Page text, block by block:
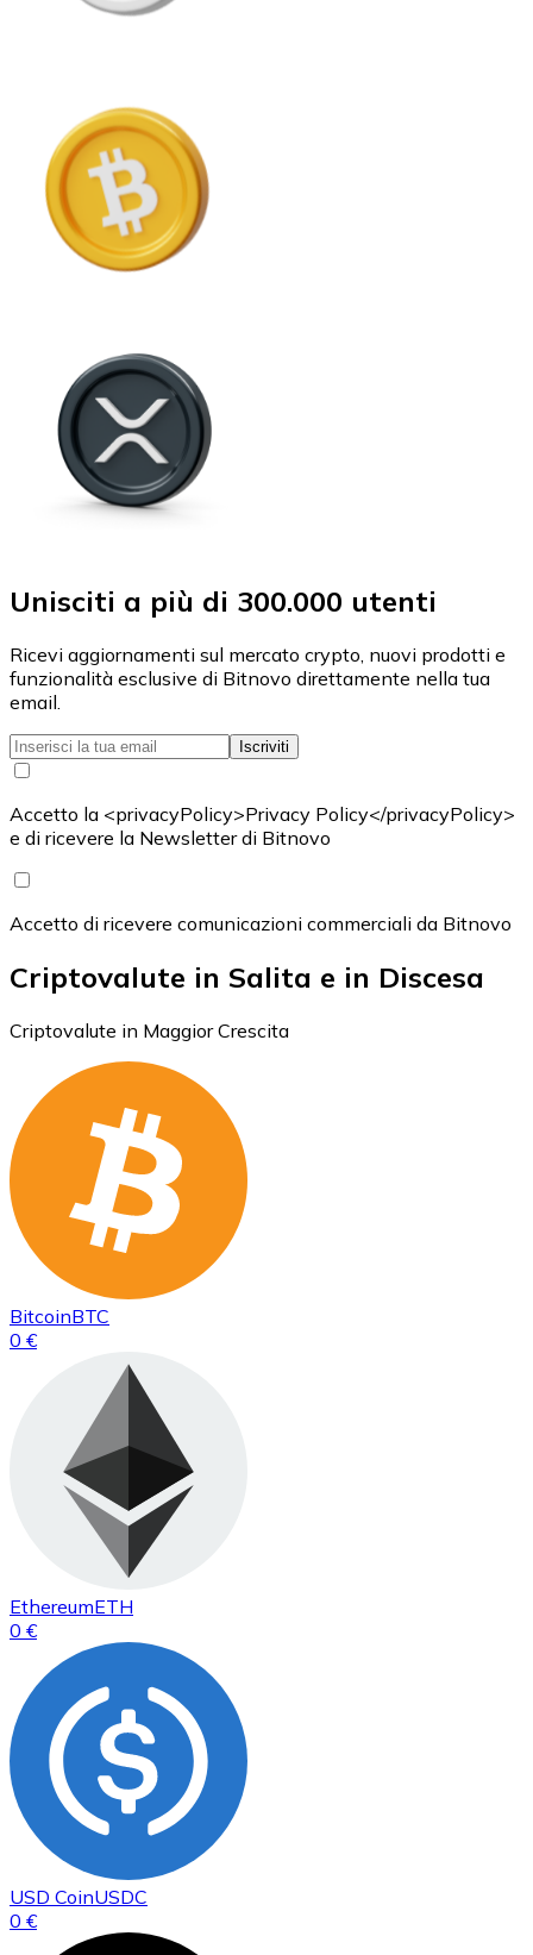
Unisciti a più di 300.000 utenti
Ricevi aggiornamenti sul mercato crypto, nuovi prodotti e
funzionalità esclusive di Bitnovo direttamente nella tua
email.
Iscriviti
Accetto la <privacyPolicy>Privacy Policy</privacyPolicy>
e di ricevere la Newsletter di Bitnovo
Accetto di ricevere comunicazioni commerciali da Bitnovo
Criptovalute in Salita e in Discesa
Criptovalute in Maggior Crescita
BitcoinBTC
0 €
EthereumETH
0 €
USD CoinUSDC
0 €